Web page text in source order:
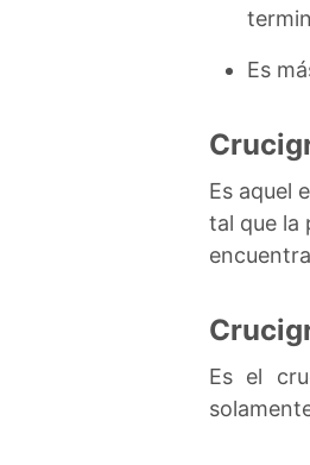
Es
Es aquel
tal que la
Es el